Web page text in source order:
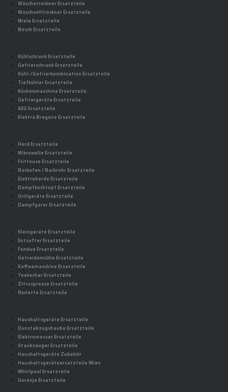
Wäschetrockner Ersatzteile
Waschvolltrockner Ersatzteile
Miele Ersatzteile
Bosch Ersatzteile
Kühlschrank Ersatzteile
Gefrierschrank Ersatzteile
Kühl-/Gefrierkombination Ersatzteile
Tiefkühler Ersatzteile
Küchenmaschine Ersatzteile
Gefriergeräte Ersatzteile
AEG Ersatzteile
Elektra Bregenz Ersatzteile
Herd Ersatzteile
Mikrowelle Ersatzteile
Fritteuse Ersatzteile
Backofen / Backrohr Ersatzteile
Elektroherde Ersatzteile
Dampfkochtopf Ersatzteile
Grillgeräte Ersatzteile
Dampfgarer Ersatzteile
Kleingeräte Ersatzteile
Entsafter Ersatzteile
Fondue Ersatzteile
Getreidemühle Ersatzteile
Kaffeemaschine Ersatzteile
Teekocher Ersatzteile
Zitruspresse Ersatzteile
Raclette Ersatzteile
Haushaltsgeräte Ersatzteile
Dunstabzugshaube Ersatzteile
Elektromesser Ersatzteile
Staubsauger Ersatzteile
Haushaltsgeräte Zubehör
Haushaltsgeräteersatzteile Wien
Whirlpool Ersatzteile
Gorenje Ersatzteile